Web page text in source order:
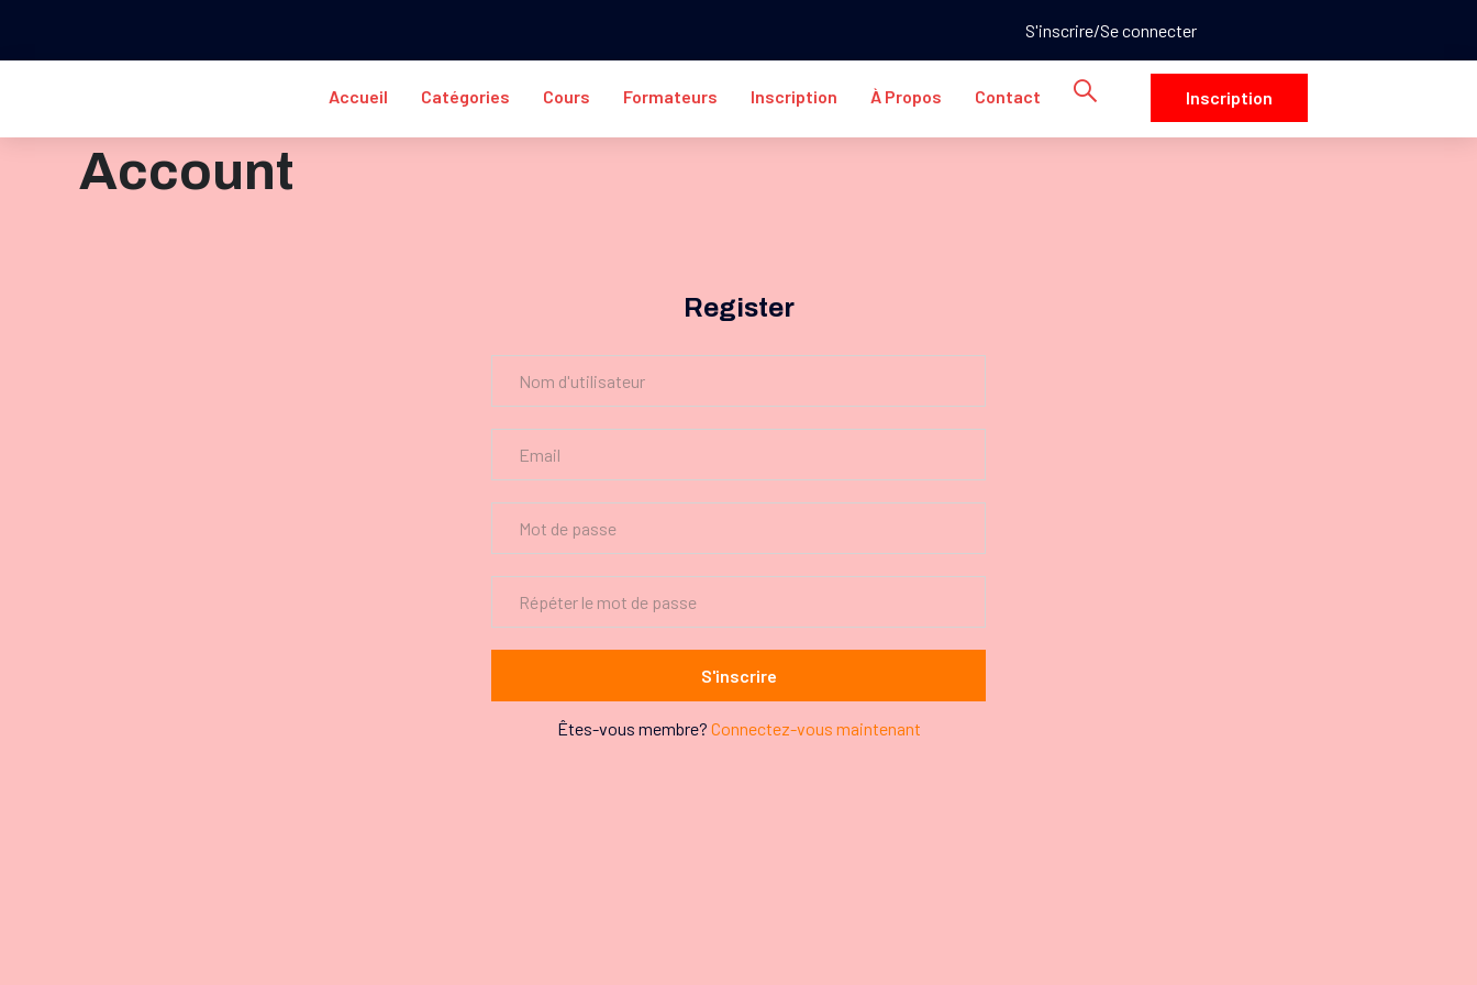
S'inscrire Se connecter
Accueil Catégories Cours Formateurs Inscription À Propos Contact Inscription
Account
Register
Êtes-vous membre? Connectez-vous maintenant